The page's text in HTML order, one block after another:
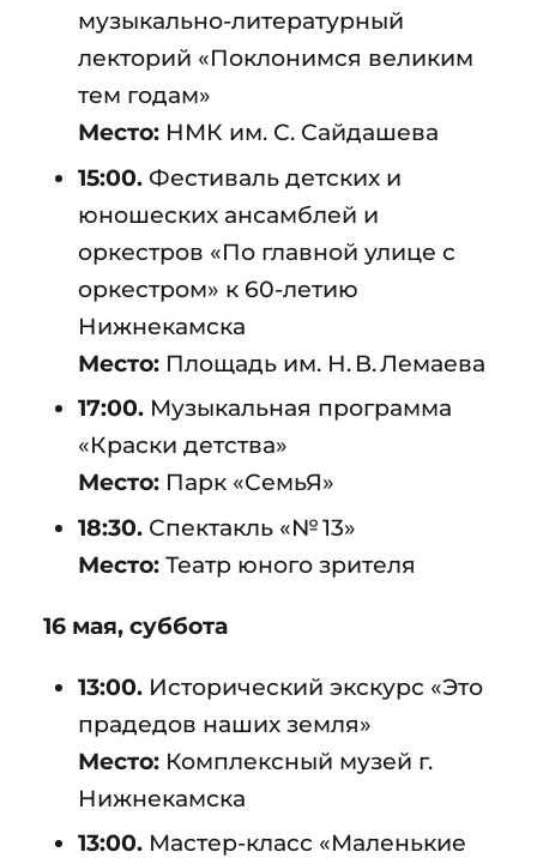
музыкально-литературный
лекторий «Поклонимся великим
тем годам»
Место:НМК им. С. Сайдашева
15:00.Фестиваль детских и
юношеских ансамблей и
оркестров «По главной улице с
оркестром» к 60-летию
Нижнекамска
Место:Площадь им. Н. В. Лемаева
17:00.Музыкальная программа
«Краски детства»
Место:Парк «СемьЯ»
18:30.Спектакль «№ 13»
Место:Театр юного зрителя
16 мая, суббота
13:00.Исторический экскурс «Это
прадедов наших земля»
Место:Комплексный музей г.
Нижнекамска
13:00.Мастер-класс «Маленькие